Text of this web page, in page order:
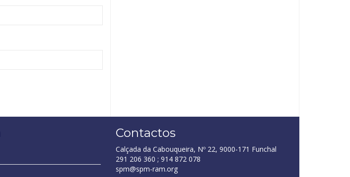
Contactos
Calçada da Cabouqueira, Nº 22, 9000-171 Funchal
291 206 360 ; 914 872 078
spm@spm-ram.org